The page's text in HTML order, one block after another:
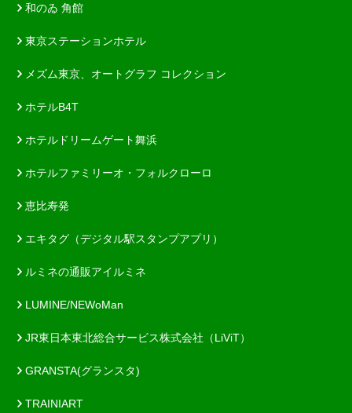
和のゐ 角館
東京ステーションホテル
メズム東京、オートグラフ コレクション
ホテルB4T
ホテルドリームゲート舞浜
ホテルファミリーオ・フォルクローロ
恵比寿発
エキタグ（デジタル駅スタンプアプリ）
ルミネの通販アイルミネ
LUMINE/NEWoMan
JR東日本東北総合サービス株式会社（LiViT）
GRANSTA(グランスタ)
TRAINIART